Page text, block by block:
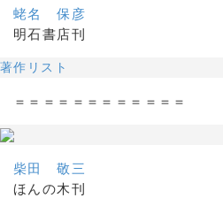
蛯名 保彦
明石書店刊
著作リスト
＝＝＝＝＝＝＝＝＝＝＝＝
柴田 敬三
ほんの木刊